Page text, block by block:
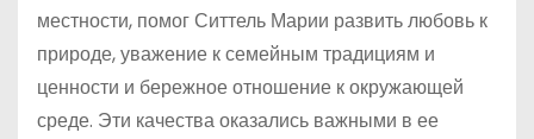
местности, помог Ситтель Марии развить любовь к
природе, уважение к семейным традициям и
ценности и бережное отношение к окружающей
среде. Эти качества оказались важными в ее